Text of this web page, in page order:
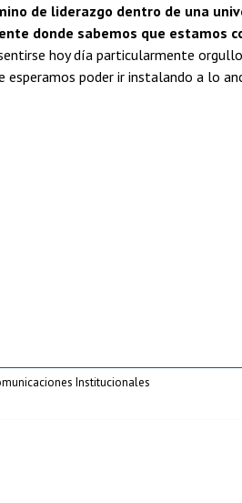
de liderazgo dentro de una
donde sabemos que estamos
hoy día particularmente
esperamos poder ir instalando a lo
Institucionales